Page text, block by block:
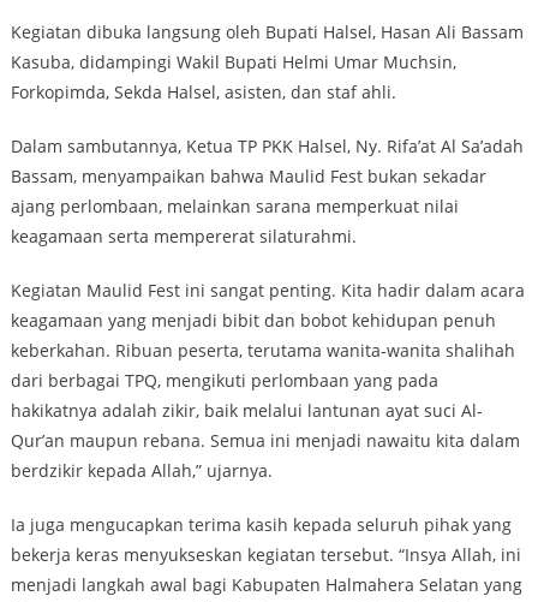
Kegiatan dibuka langsung oleh Bupati Halsel, Hasan Ali Bassam
Kasuba, didampingi Wakil Bupati Helmi Umar Muchsin,
Forkopimda, Sekda Halsel, asisten, dan staf ahli.
Dalam sambutannya, Ketua TP PKK Halsel, Ny. Rifa’at Al Sa’adah
Bassam, menyampaikan bahwa Maulid Fest bukan sekadar
ajang perlombaan, melainkan sarana memperkuat nilai
keagamaan serta mempererat silaturahmi.
Kegiatan Maulid Fest ini sangat penting. Kita hadir dalam acara
keagamaan yang menjadi bibit dan bobot kehidupan penuh
keberkahan. Ribuan peserta, terutama wanita-wanita shalihah
dari berbagai TPQ, mengikuti perlombaan yang pada
hakikatnya adalah zikir, baik melalui lantunan ayat suci Al-
Qur’an maupun rebana. Semua ini menjadi nawaitu kita dalam
berdzikir kepada Allah,” ujarnya.
Ia juga mengucapkan terima kasih kepada seluruh pihak yang
bekerja keras menyukseskan kegiatan tersebut. “Insya Allah, ini
menjadi langkah awal bagi Kabupaten Halmahera Selatan yang